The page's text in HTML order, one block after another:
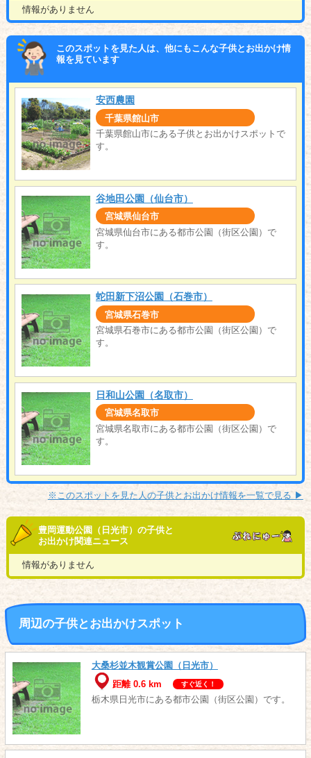
情報がありません
このスポットを見た人は、他にもこんな子供とお出かけ情
報を見ています
安西農園
千葉県館山市
千葉県館山市にある子供とお出かけスポットで
す。
谷地田公園（仙台市）
宮城県仙台市
宮城県仙台市にある都市公園（街区公園）で
す。
蛇田新下沼公園（石巻市）
宮城県石巻市
宮城県石巻市にある都市公園（街区公園）で
す。
日和山公園（名取市）
宮城県名取市
宮城県名取市にある都市公園（街区公園）で
す。
※このスポットを見た人の子供とお出かけ情報を一覧で見る ▶︎
豊岡運動公園（日光市）の子供と
お出かけ関連ニュース
情報がありません
周辺の子供とお出かけスポット
大桑杉並木観賞公園（日光市）
距離 0.6 km
すぐ近く！
栃木県日光市にある都市公園（街区公園）です。